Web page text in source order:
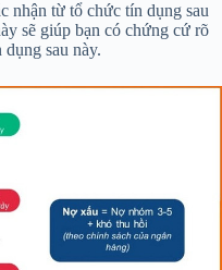
nhận từ tổ chức tín dụng sau
sẽ giúp bạn có chứng cứ rõ
sau này.